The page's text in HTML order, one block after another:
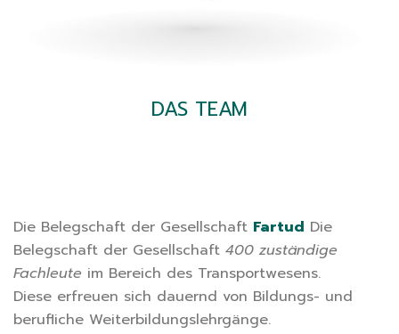
DAS TEAM
Die Belegschaft der Gesellschaft Fartud Die
Belegschaft der Gesellschaft 400 zuständige
Fachleute im Bereich des Transportwesens.
Diese erfreuen sich dauernd von Bildungs- und
berufliche Weiterbildungslehrgänge.